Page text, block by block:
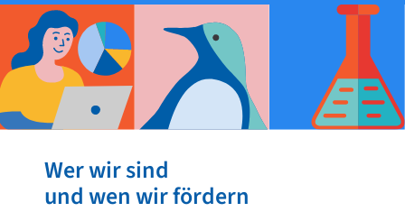
Wer wir sind
und wen wir fördern